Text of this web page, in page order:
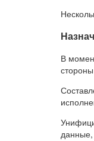
В
данные,